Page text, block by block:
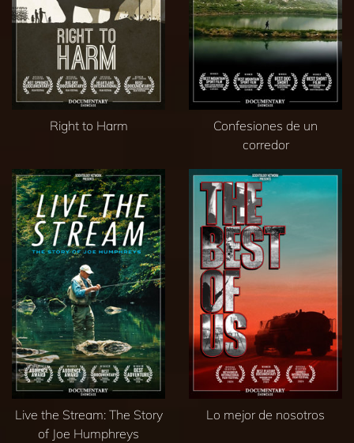
Right to Harm
Confesiones de un
corredor
Live the Stream: The Story
of Joe Humphreys
Lo mejor de nosotros